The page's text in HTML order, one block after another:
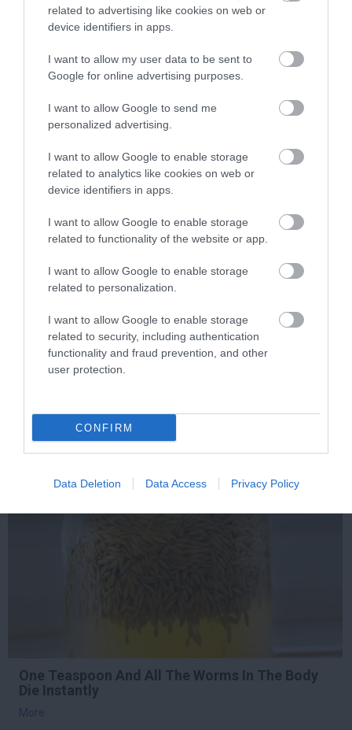
related to advertising like cookies on web or
device identifiers in apps.
I want to allow my user data to be sent to
Google for online advertising purposes.
I want to allow Google to send me
personalized advertising.
I want to allow Google to enable storage
related to analytics like cookies on web or
device identifiers in apps.
I want to allow Google to enable storage
related to functionality of the website or app.
I want to allow Google to enable storage
related to personalization.
I want to allow Google to enable storage
related to security, including authentication
functionality and fraud prevention, and other
user protection.
CONFIRM
Data Deletion Data Access Privacy Policy
Cause Parasites
261 40 276
7 h 56 min
This Simple Trick Removes All Parasites From
Your Body!
46
One Teaspoon And All The Worms In The Body
Die Instantly
More